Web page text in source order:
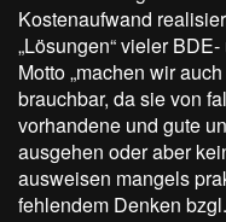
Kostenaufwand
„Lösungen“ vieler
Motto „machen wir
brauchbar, da sie von
vorhandene und gute
ausgehen oder aber
ausweisen mangels
fehlendem Denken